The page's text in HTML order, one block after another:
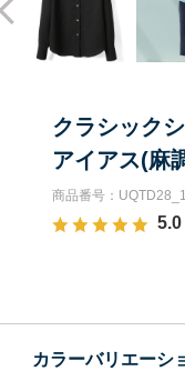
クラシック
アイアス(麻
商品番号：
5.0
カラーバリエーシ